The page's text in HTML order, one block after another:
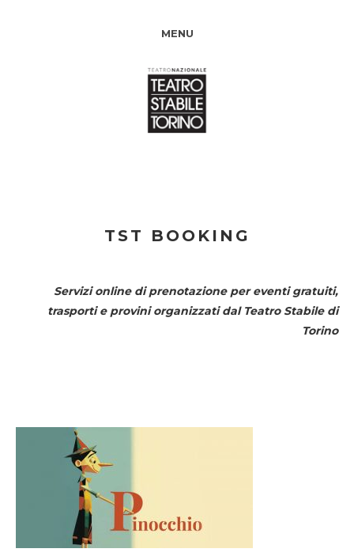
MENU
TST BOOKING
Servizi online di prenotazione per eventi gratuiti,
trasporti e provini organizzati dal Teatro Stabile di
Torino